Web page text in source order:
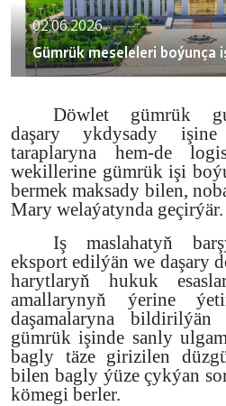
02.06.2026
Gümrük meseleleri boýunça
Döwlet gümrük
daşary ykdysady işine
taraplaryna hem-de
wekillerine gümrük işi
bermek maksady bilen,
Mary welaýatynda geçirýär.
Iş maslahatyň
eksport edilýän we daşary
harytlaryň hukuk
amallarynyň ýerine
daşamalaryna
gümrük işinde sanly
bagly täze girizilen
bilen bagly ýüze çykýan
kömegi berler.